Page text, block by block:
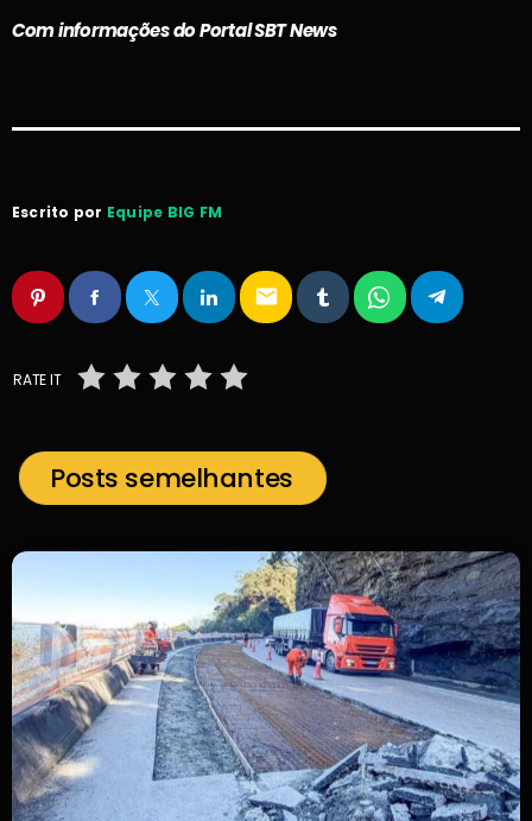
Com informações do Portal SBT News
Escrito por Equipe BIG FM
email
RATE IT
Posts semelhantes